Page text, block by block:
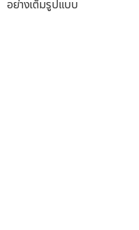
อย่างเต็มรูปแบบ